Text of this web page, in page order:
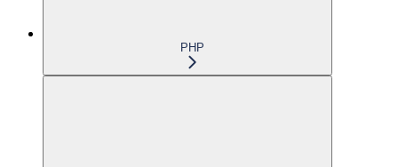
PHP